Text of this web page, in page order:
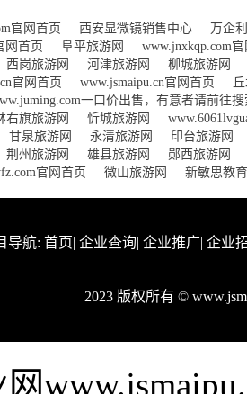
官网首页 西安显微镜销售中心
万企
网首页 阜平旅游网
www.jnxkqp.com
西岗旅游网 河津旅游网
柳城旅游网
官网首页 www.jsmaipu.cn官网首页
一口价出售，有意者请前往
右旗旅游网 忻城旅游网
甘泉旅游网 永清旅游网
印台旅游网
荆州旅游网 雄县旅游网
郧西旅游网
官网首页 微山旅游网 新敏思教育
导航: 首页| 企业查询| 企业推广| 企业
2023 版权所有 ©